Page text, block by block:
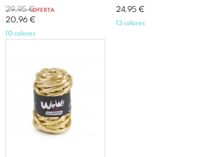
Precio
base
29,95 €Precio
20,96 €
OFERTA
10 colores
Precio
24,95 €
13 colores